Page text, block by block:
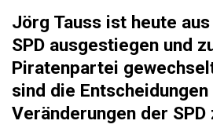
Jörg Tauss ist heute
SPD ausgestiegen und
Piratenpartei
sind die Entscheidungen
Veränderungen der SPD